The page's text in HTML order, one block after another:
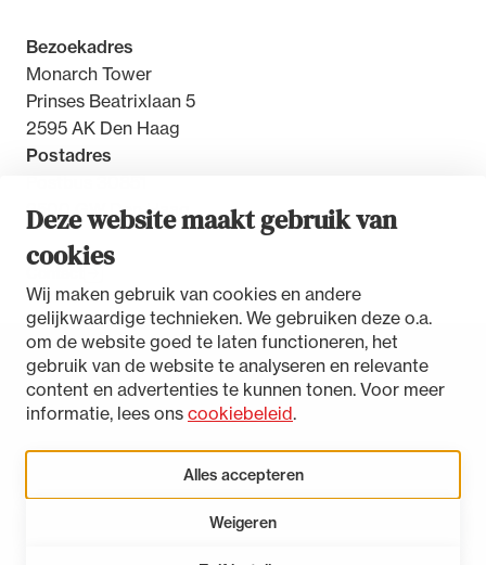
Deze website maakt gebruik van
cookies
Wij maken gebruik van cookies en andere
gelijkwaardige technieken. We gebruiken deze o.a.
om de website goed te laten functioneren, het
gebruik van de website te analyseren en relevante
content en advertenties te kunnen tonen. Voor meer
informatie, lees ons cookiebeleid.
Alles accepteren
Weigeren
Bezoekadres
Monarch Tower
Prinses Beatrixlaan 5
2595 AK Den Haag
Postadres
2500 GW Den Haag
Toegankelijkheidsverklaring
Disclaimer